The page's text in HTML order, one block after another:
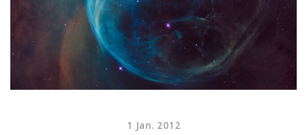
1 Jan. 2012